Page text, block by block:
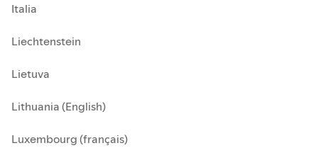
Italia
Liechtenstein
Lietuva
Lithuania (English)
Luxembourg (français)